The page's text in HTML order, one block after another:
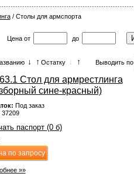
/ Столы для армспорта
Ценаот до
↓ ↑ Остатку ↓ ↑ Выводить по
Стол для армрестлинга
сине-красный)
Под заказ
37209
паспорт (0 б)
по запросу
»»